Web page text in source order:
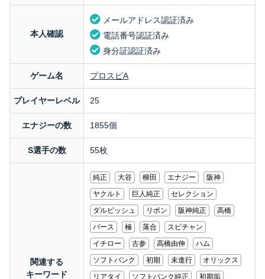
本人確認
メールアドレス認証済み
電話番号認証済み
身分証認証済み
ゲーム名 プロスピA
プレイヤーレベル 25
エナジーの数 1855個
S選手の数 55枚
関連する
キーワード
純正 大谷 柳田 エナジー
阪神
ヤクルト
巨人純正
セレクション
ダルビッシュ
リボン 阪神純正
高橋
バース
極 落合
スピチャン
イチロー
古参 高橋由伸
ハム
ソフトバンク
初期 未進行
オリックス
リアタイ
ソフトバンク純正 初期垢